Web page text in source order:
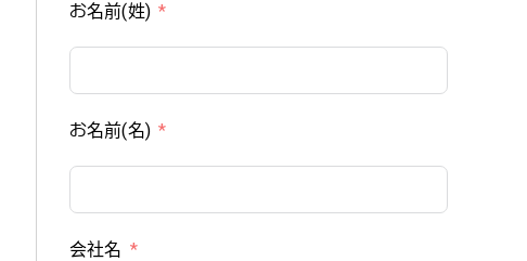
お名前(姓)
お名前(名)
会社名